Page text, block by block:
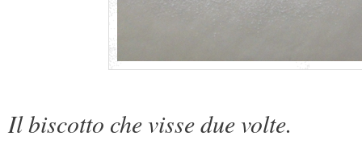
Il biscotto che visse due volte.